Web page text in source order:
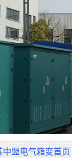
中盟电气箱变首页